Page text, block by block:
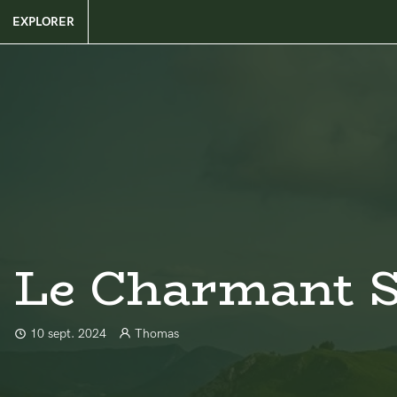
EXPLORER
Le Charmant
10 sept. 2024 Thomas